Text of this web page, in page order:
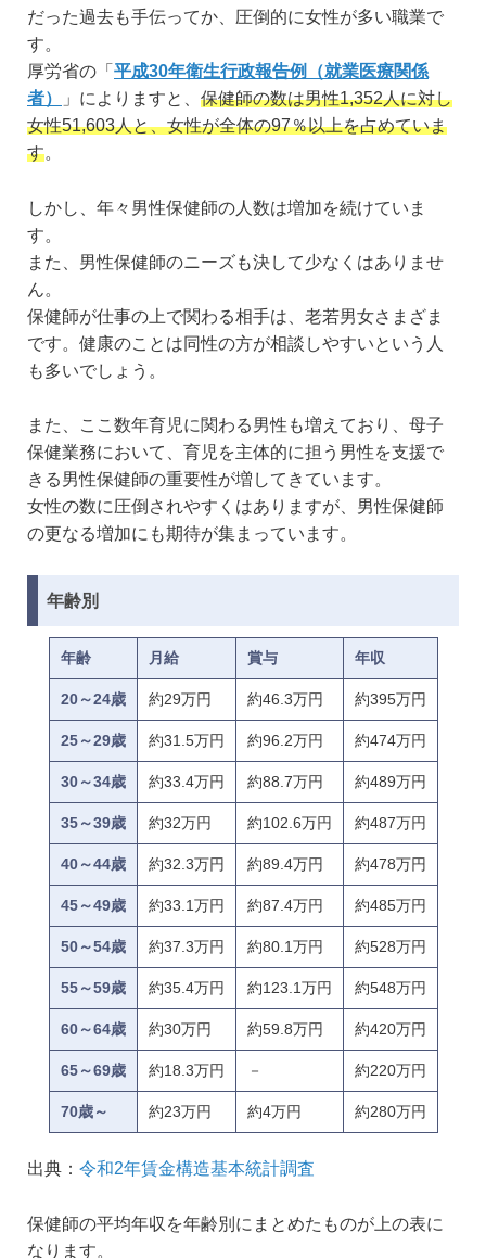
だった過去も手伝ってか、圧倒的に女性が多い職業で
す。
厚労省の「 平成30年衛生行政報告例（就業医療関係
者）
」によりますと、 保健師の数は男性1,352人に対し
女性51,603人と、女性が全体の97％以上を占めていま
す。
しかし、年々男性保健師の人数は増加を続けていま
す。
また、男性保健師のニーズも決して少なくはありませ
ん。
保健師が仕事の上で関わる相手は、老若男女さまざま
です。健康のことは同性の方が相談しやすいという人
も多いでしょう。
また、ここ数年育児に関わる男性も増えており、母子
保健業務において、育児を主体的に担う男性を支援で
きる男性保健師の重要性が増してきています。
女性の数に圧倒されやすくはありますが、男性保健師
の更なる増加にも期待が集まっています。
年齢別
年齢 月給 賞与 年収
20～24歳 約29万円 約46.3万円 約395万円
25～29歳 約31.5万円 約96.2万円 約474万円
30～34歳 約33.4万円 約88.7万円 約489万円
35～39歳 約32万円 約102.6万円 約487万円
40～44歳 約32.3万円 約89.4万円 約478万円
45～49歳 約33.1万円 約87.4万円 約485万円
50～54歳 約37.3万円 約80.1万円 約528万円
55～59歳 約35.4万円 約123.1万円 約548万円
60～64歳 約30万円 約59.8万円 約420万円
65～69歳 約18.3万円 － 約220万円
70歳～ 約23万円 約4万円 約280万円
出典： 令和2年賃金構造基本統計調査
保健師の平均年収を年齢別にまとめたものが上の表に
なります。